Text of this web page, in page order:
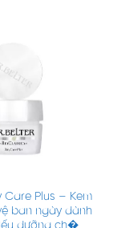
Care Plus – Kem
ban ngày dành